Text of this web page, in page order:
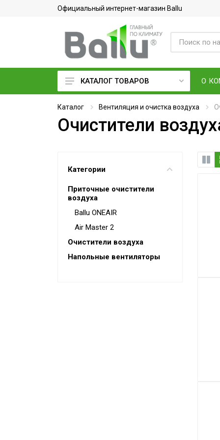
Официальный интернет-магазин Ballu
Кондиционеры воздуха
Вентиляция и очистка воздуха
Обогреватели
Тепловое оборудование
Электросушилки для рук
Промышленные кондиционеры
КАТАЛОГ ТОВАРОВ О
Каталог Вентиляция и очистка воздуха
Очистители
Категории
Приточные очистители
воздуха
Ballu ONEAIR
Air Master 2
Очистители воздуха
Напольные вентиляторы